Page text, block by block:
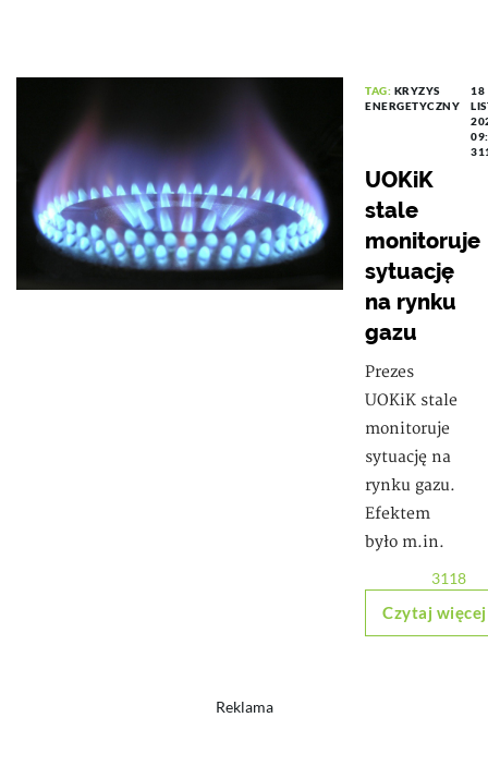
TAG: KRYZYS
ENERGETYCZNY
18
UOKiK
stale
monitoruje
sytuację
na rynku
gazu
Prezes
UOKiK stale
monitoruje
sytuację na
rynku gazu.
Efektem
było m.in.
3118
Czytaj więcej
Reklama